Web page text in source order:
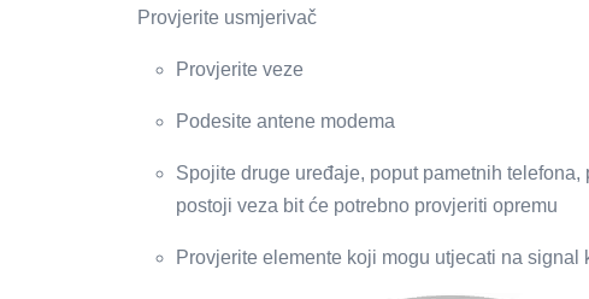
Provjerite usmjerivač
Provjerite veze
Podesite antene modema
Spojite druge uređaje, poput pametnih
postoji veza bit će potrebno provjeriti opremu
Provjerite elemente koji mogu utjecati na